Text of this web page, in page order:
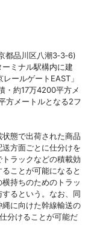
都品川区八潮3‐3‐6)
ミナル駅構内に建
ールゲートEAST」
・約17万4200平方メ
方メートルとなる2フ
態で出荷された商品
方面ごとに仕分けを
ラックなどの積載効
ことが可能になると
持ちのためのトラッ
るという。なお、同
に向けた幹線輸送の
分けることが可能だ